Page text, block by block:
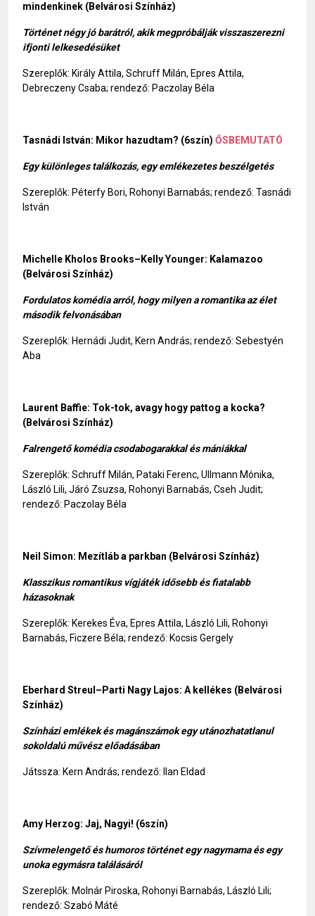
mindenkinek (Belvárosi Színház)
Történet négy jó barátról, akik megpróbálják visszaszerezni
ifjonti lelkesedésüket
Szereplők: Király Attila, Schruff Milán, Epres Attila,
Debreczeny Csaba; rendező: Paczolay Béla
Tasnádi István: Mikor hazudtam? (6szín) ŐSBEMUTATÓ
Egy különleges találkozás, egy emlékezetes beszélgetés
Szereplők: Péterfy Bori, Rohonyi Barnabás; rendező: Tasnádi
István
Michelle Kholos Brooks–Kelly Younger: Kalamazoo
(Belvárosi Színház)
Fordulatos komédia arról, hogy milyen a romantika az élet
második felvonásában
Szereplők: Hernádi Judit, Kern András; rendező: Sebestyén
Aba
Laurent Baffie: Tok-tok, avagy hogy pattog a kocka?
(Belvárosi Színház)
Falrengető komédia csodabogarakkal és mániákkal
Szereplők: Schruff Milán, Pataki Ferenc, Ullmann Mónika,
László Lili, Járó Zsuzsa, Rohonyi Barnabás, Cseh Judit;
rendező: Paczolay Béla
Neil Simon: Mezítláb a parkban (Belvárosi Színház)
Klasszikus romantikus vígjáték idősebb és fiatalabb
házasoknak
Szereplők: Kerekes Éva, Epres Attila, László Lili, Rohonyi
Barnabás, Ficzere Béla; rendező: Kocsis Gergely
Eberhard Streul–Parti Nagy Lajos: A kellékes (Belvárosi
Színház)
Színházi emlékek és magánszámok egy utánozhatatlanul
sokoldalú művész előadásában
Játssza: Kern András; rendező: Ilan Eldad
Amy Herzog: Jaj, Nagyi! (6szín)
Szívmelengető és humoros történet egy nagymama és egy
unoka egymásra találásáról
Szereplők: Molnár Piroska, Rohonyi Barnabás, László Lili;
rendező: Szabó Máté